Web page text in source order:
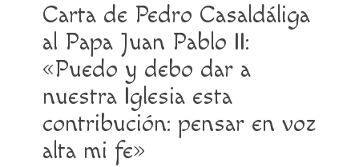
Carta de Pedro Casaldáliga
al Papa Juan Pablo II:
«Puedo y debo dar a
nuestra Iglesia esta
contribución: pensar en voz
alta mi fe»